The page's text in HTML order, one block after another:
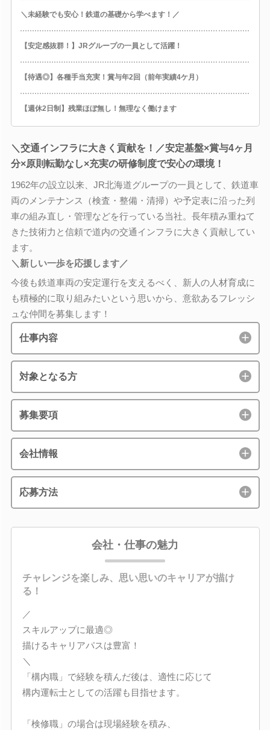
＼未経験でも安心！鉄道の基礎から学べます！／
【安定感抜群！】JRグループの一員として活躍！
【待遇◎】各種手当充実！賞与年2回（前年実績4ケ月）
【週休2日制】残業ほぼ無し！無理なく働けます
＼交通インフラに大きく貢献を！／安定基盤×賞与4ヶ月
分×原則転勤なし×充実の研修制度で安心の環境！
1962年の設立以来、JR北海道グループの一員として、鉄道車
両のメンテナンス（検査・整備・清掃）や予定表に沿った列
車の組み直し・管理などを行っている当社。長年積み重ねて
きた技術力と信頼で道内の交通インフラに大きく貢献してい
ます。
＼新しい一歩を応援します／
今後も鉄道車両の安定運行を支えるべく、新人の人材育成に
も積極的に取り組みたいという思いから、意欲あるフレッシ
ュな仲間を募集します！
仕事内容
対象となる方
募集要項
会社情報
応募方法
会社・仕事の魅力
チャレンジを楽しみ、思い思いのキャリアが描け
る！
／
スキルアップに最適◎
描けるキャリアパスは豊富！
＼
「構内職」で経験を積んだ後は、適性に応じて
構内運転士としての活躍も目指せます。
「検修職」の場合は現場経験を積み、